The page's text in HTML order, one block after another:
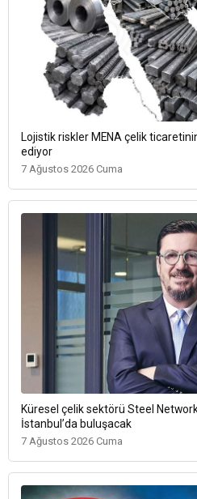
Lojistik riskler MENA çelik
ediyor
7 Ağustos 2026 Cuma
Küresel çelik sektörü Steel
İstanbul’da buluşacak
7 Ağustos 2026 Cuma